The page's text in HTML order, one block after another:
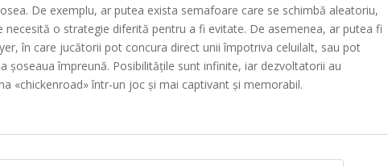
De exemplu, ar putea exista semafoare care se schimbă aleatoriu,
necesită o strategie diferită pentru a fi evitate. De asemenea, ar putea fi
în care jucătorii pot concura direct unii împotriva celuilalt, sau pot
șoseaua împreună. Posibilitățile sunt infinite, iar dezvoltatorii au
«chickenroad» într-un joc și mai captivant și memorabil.